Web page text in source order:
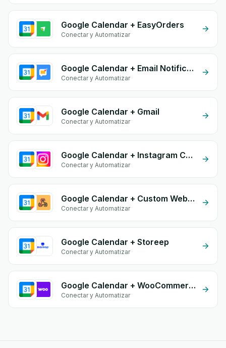
Google Calendar + EasyOrders
Conectar y Automatizar
Google Calendar + Email Notifications by eGrow
Conectar y Automatizar
Google Calendar + Gmail
Conectar y Automatizar
Google Calendar + Instagram Comment
Conectar y Automatizar
Google Calendar + Custom Webhook
Conectar y Automatizar
Google Calendar + Storeep
Conectar y Automatizar
Google Calendar + WooCommerce
Conectar y Automatizar